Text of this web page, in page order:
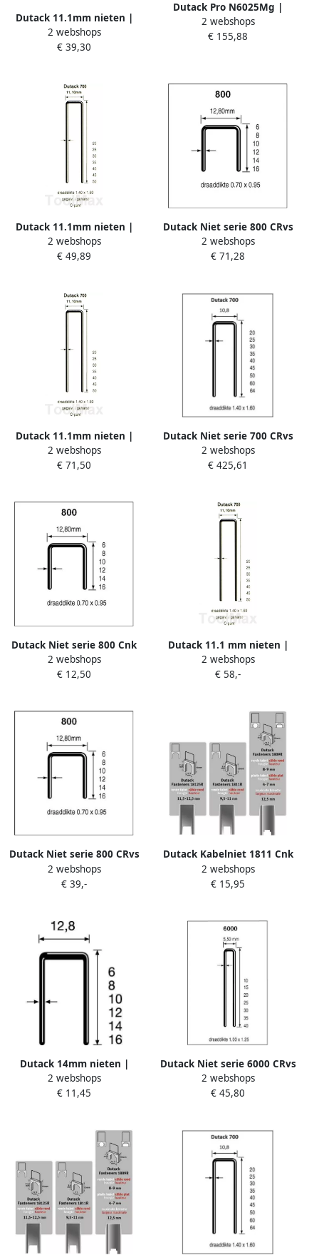
Dutack 11.1mm nieten |
20mm | 10.000 stuks
5056038
2 webshops
€ 39,30
Dutack Pro N6025Mg |
nieten 6000 | 10 t m 25mm
4210058
2 webshops
€ 155,88
Dutack 11.1mm nieten |
25mm | 10.000 stuks
5056039
2 webshops
€ 49,89
Dutack Niet serie 800 CRvs
8 mm doos 10 duizend
2 webshops
€ 71,28
Dutack 11.1mm nieten |
40mm | 10.000 stuks
5056042
2 webshops
€ 71,50
Dutack Niet serie 700 CRvs
hars 50mm ds 10 duizend
5056047
2 webshops
€ 425,61
Dutack Niet serie 800 Cnk
16 mm doos 10 duizend
5088022
2 webshops
€ 12,50
Dutack 11.1 mm nieten |
30mm | 10.000 stuks
5056040
2 webshops
€ 58,-
Dutack Niet serie 800 CRvs
14 mm doos 5 duizend
5088024
2 webshops
€ 39,-
Dutack Kabelniet 1811 Cnk
12mm blister 200 st.
5011005
2 webshops
€ 15,95
Dutack 14mm nieten |
12.8mm | 10.000 stuks
5088021
2 webshops
€ 11,45
Dutack Niet serie 6000 CRvs
hars 15mm ds 5 duizend
5028036
2 webshops
€ 45,80